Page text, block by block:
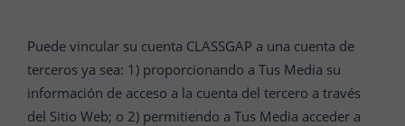
Puede vincular su cuenta CLASSGAP a una cuenta de
terceros ya sea: 1) proporcionando a Tus Media su
información de acceso a la cuenta del tercero a través
del Sitio Web; o 2) permitiendo a Tus Media acceder a